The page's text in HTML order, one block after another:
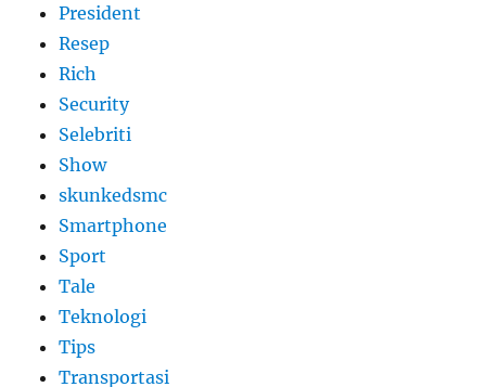
President
Resep
Rich
Security
Selebriti
Show
skunkedsmc
Smartphone
Sport
Tale
Teknologi
Tips
Transportasi